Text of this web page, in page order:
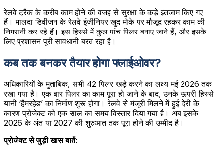
रेलवे ट्रैक के करीब काम होने की वजह से सुरक्षा के कड़े इंतजाम किए गए
हैं। मालदा डिवीजन के रेलवे इंजीनियर खुद मौके पर मौजूद रहकर काम की
निगरानी कर रहे हैं। इस हिस्से में कुल पांच पिलर बनाए जाने हैं, और इसके
लिए प्रशासन पूरी सावधानी बरत रहा है।
कब तक बनकर तैयार होगा फ्लाईओवर?
अधिकारियों के मुताबिक, सभी 42 पिलर खड़े करने का लक्ष्य मई 2026 तक
रखा गया है। एक बार पिलर का काम पूरा हो जाने के बाद, उनके ऊपरी हिस्से
यानी ‘हैमरहेड’ का निर्माण शुरू होगा। रेलवे से मंजूरी मिलने में हुई देरी के
कारण प्रोजेक्ट को एक साल का समय विस्तार दिया गया है। अब इसके
2026 के अंत या 2027 की शुरुआत तक पूरा होने की उम्मीद है।
प्रोजेक्ट से जुड़ी खास बातें: